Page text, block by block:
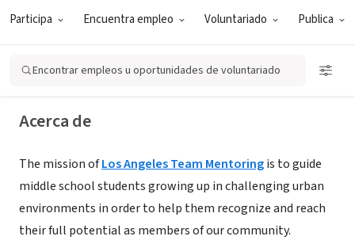
Participa Encuentra empleo Voluntariado Publica
Encontrar empleos u oportunidades de voluntariado
Los Angeles, CA
Acerca de
The mission ofLos Angeles Team Mentoringis to guide
middle school students growing up in challenging urban
environments in order to help them recognize and reach
their full potential as members of our community.